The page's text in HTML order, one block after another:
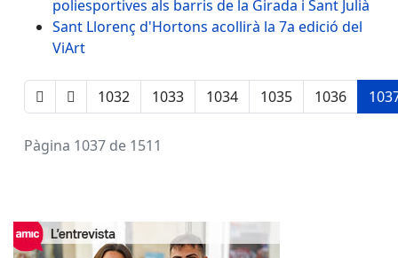
poliesportives als barris de la Girada i Sant Julià
Sant Llorenç d'Hortons acollirà la 7a edició del
ViArt
1032 1033 1034 1035 1036
Pàgina 1037 de 1511